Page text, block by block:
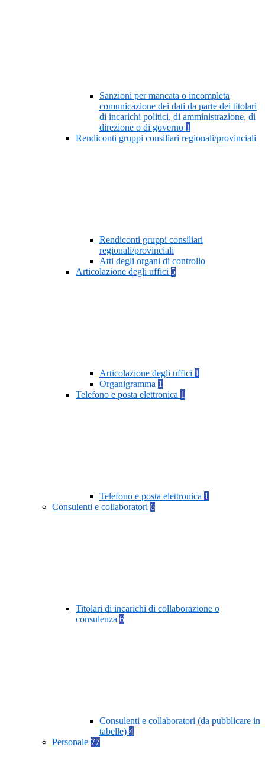
Sanzioni per mancata o incompleta
comunicazione dei dati da parte dei titolari
di incarichi politici, di amministrazione, di
direzione o di governo 1
Rendiconti gruppi consiliari regionali/provinciali
Rendiconti gruppi consiliari
regionali/provinciali
Atti degli organi di controllo
Articolazione degli uffici 5
Articolazione degli uffici 1
Organigramma 1
Telefono e posta elettronica 1
Telefono e posta elettronica 1
Consulenti e collaboratori 6
Titolari di incarichi di collaborazione o
consulenza 6
Consulenti e collaboratori (da pubblicare in
tabelle) 4
Personale 77